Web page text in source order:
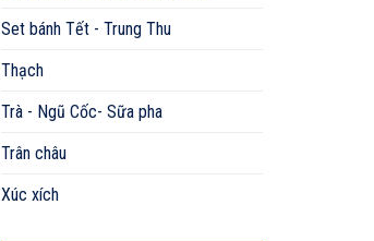
Set bánh Tết - Trung Thu
Thạch
Trà - Ngũ Cốc- Sữa pha
Trân châu
Xúc xích